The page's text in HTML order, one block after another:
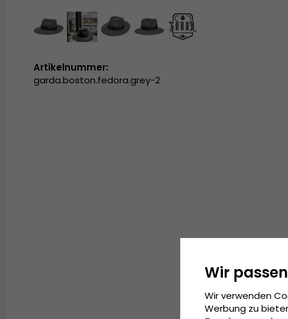
Artikelnummer:
garda.boston.fedora.grey-2
Wir
Wir verwenden
Werbung zu